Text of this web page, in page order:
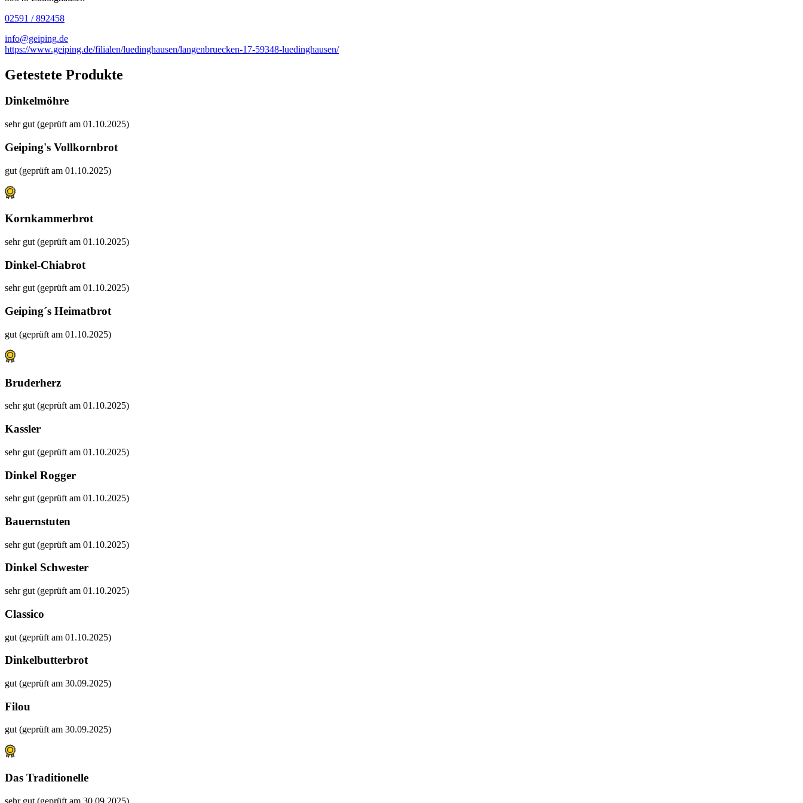
02591 / 892458
info@geiping.de
https://www.geiping.de/filialen/luedinghausen/langenbruecken-17-59348-luedinghausen/
Getestete Produkte
Dinkelmöhre
sehr gut (geprüft am 01.10.2025)
Geiping's Vollkornbrot
gut (geprüft am 01.10.2025)
Kornkammerbrot
sehr gut (geprüft am 01.10.2025)
Dinkel-Chiabrot
sehr gut (geprüft am 01.10.2025)
Geiping´s Heimatbrot
gut (geprüft am 01.10.2025)
Bruderherz
sehr gut (geprüft am 01.10.2025)
Kassler
sehr gut (geprüft am 01.10.2025)
Dinkel Rogger
sehr gut (geprüft am 01.10.2025)
Bauernstuten
sehr gut (geprüft am 01.10.2025)
Dinkel Schwester
sehr gut (geprüft am 01.10.2025)
Classico
gut (geprüft am 01.10.2025)
Dinkelbutterbrot
gut (geprüft am 30.09.2025)
Filou
gut (geprüft am 30.09.2025)
Das Traditionelle
sehr gut (geprüft am 30.09.2025)